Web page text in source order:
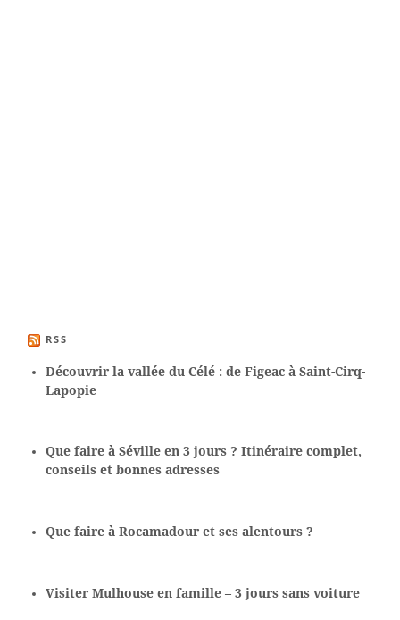
RSS
Découvrir la vallée du Célé : de Figeac à Saint-Cirq-
Lapopie
Que faire à Séville en 3 jours ? Itinéraire complet,
conseils et bonnes adresses
Que faire à Rocamadour et ses alentours ?
Visiter Mulhouse en famille – 3 jours sans voiture